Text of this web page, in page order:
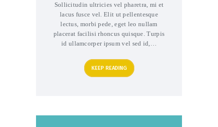
Sollicitudin ultricies vel pharetra, mi et
lacus fusce vel. Elit ut pellentesque
lectus, morbi pede, eget leo nullam
placerat facilisi rhoncus quisque. Turpis
id ullamcorper ipsum vel sed id,…
KEEP READING